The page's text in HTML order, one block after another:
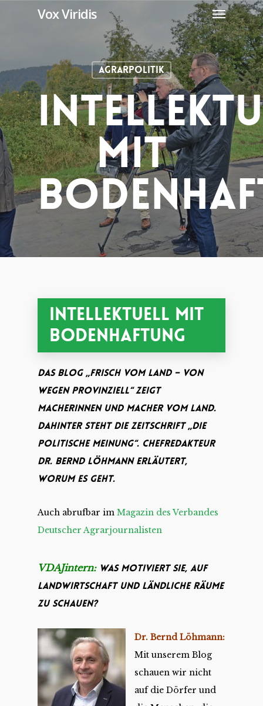
Vox Viridis Menu
Agrarpolitik
Mit
Intellektuell Mit
Bodenhaftung
Das Blog „Frisch vom Land – von
wegen provinziell“ zeigt
Macherinnen und Macher vom Land.
Dahinter steht die Zeitschrift „Die
Politische Meinung“. Chefredakteur
Dr. Bernd Löhmann erläutert,
worum es geht.
Auch abrufbar imMagazin des Verbandes
Deutscher Agrarjournalisten
VDAJintern:Was motiviert Sie, auf
Landwirtschaft und ländliche Räume
zu schauen?
Dr. Bernd Löhmann:
Mit unserem Blog
schauen wir nicht
auf die Dörfer und